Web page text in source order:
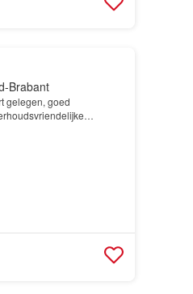
Brabant
gelegen, goed